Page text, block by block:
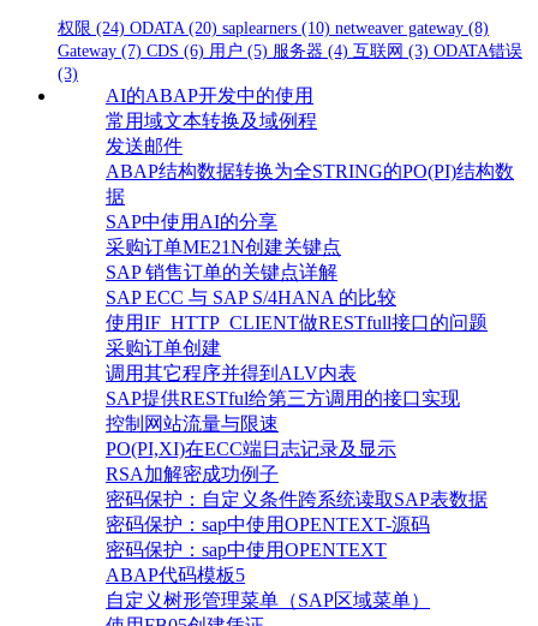
权限 (24) ODATA (20) saplearners (10) netweaver gateway (8)
Gateway (7) CDS (6) 用户 (5) 服务器 (4) 互联网 (3) ODATA错误
(3)
AI的ABAP开发中的使用
常用域文本转换及域例程
发送邮件
ABAP结构数据转换为全STRING的PO(PI)结构数
据
SAP中使用AI的分享
采购订单ME21N创建关键点
SAP 销售订单的关键点详解
SAP ECC 与 SAP S/4HANA 的比较
使用IF_HTTP_CLIENT做RESTfull接口的问题
采购订单创建
调用其它程序并得到ALV内表
SAP提供RESTful给第三方调用的接口实现
控制网站流量与限速
PO(PI,XI)在ECC端日志记录及显示
RSA加解密成功例子
密码保护：自定义条件跨系统读取SAP表数据
密码保护：sap中使用OPENTEXT-源码
密码保护：sap中使用OPENTEXT
ABAP代码模板5
自定义树形管理菜单（SAP区域菜单）